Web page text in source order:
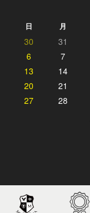
日 月
30 31
6
7
13
14
20
21
27
28